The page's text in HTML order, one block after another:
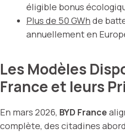
éligible bonus
Plus de 50 GWh de
annuellement en
Les Modèles
France et leurs
En mars 2026, BYD France
complète, des citadines